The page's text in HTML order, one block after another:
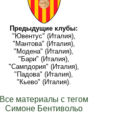
Предыдущие клубы:
"Ювентус" (Италия),
"Мантова" (Италия),
"Модена" (Италия),
"Бари" (Италия),
"Сампдория" (Италия),
"Падова" (Италия),
"Кьево" (Италия).
Все материалы с тегом
Симоне Бентивольо